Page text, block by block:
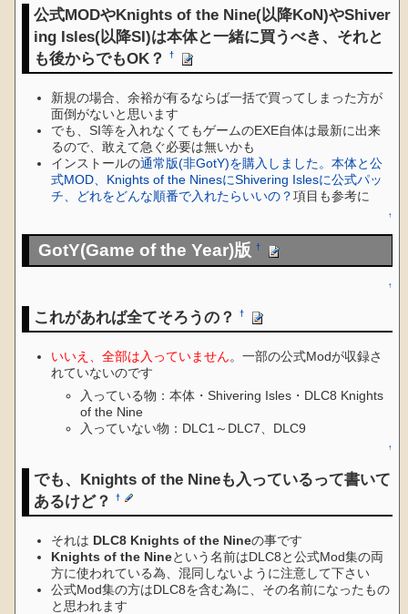
公式MODやKnights of the Nine(以降KoN)やShiver
ing Isles(以降SI)は本体と一緒に買うべき、それと
も後からでもOK？†
新規の場合、余裕が有るならば一括で買ってしまった方が
面倒がないと思います
でも、SI等を入れなくてもゲームのEXE自体は最新に出来
るので、敢えて急ぐ必要は無いかも
インストールの通常版(非GotY)を購入しました。本体と公
式MOD、Knights of the NinesにShivering Islesに公式パッ
チ、どれをどんな順番で入れたらいいの？項目も参考に
↑
GotY(Game of the Year)版†
↑
これがあれば全てそろうの？†
いいえ、全部は入っていません。一部の公式Modが収録さ
れていないのです
入っている物：本体・Shivering Isles・DLC8 Knights
of the Nine
入っていない物：DLC1～DLC7、DLC9
↑
でも、Knights of the Nineも入っているって書いて
あるけど？†
それは DLC8 Knights of the Nineの事です
Knights of the Nineという名前はDLC8と公式Mod集の両
方に使われている為、混同しないように注意して下さい
公式Mod集の方はDLC8を含む為に、その名前になったもの
と思われます